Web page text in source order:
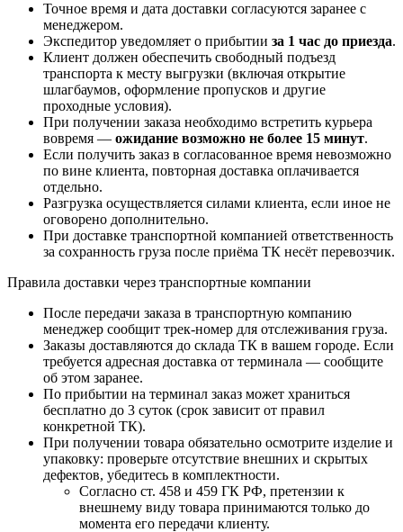
Точное время и дата доставки согласуются заранее с
менеджером.
Экспедитор уведомляет о прибытии за 1 час до приезда.
Клиент должен обеспечить свободный подъезд
транспорта к месту выгрузки (включая открытие
шлагбаумов, оформление пропусков и другие
проходные условия).
При получении заказа необходимо встретить курьера
вовремя — ожидание возможно не более 15 минут.
Если получить заказ в согласованное время невозможно
по вине клиента, повторная доставка оплачивается
отдельно.
Разгрузка осуществляется силами клиента, если иное не
оговорено дополнительно.
При доставке транспортной компанией ответственность
за сохранность груза после приёма ТК несёт перевозчик.
Правила доставки через транспортные компании
После передачи заказа в транспортную компанию
менеджер сообщит трек-номер для отслеживания груза.
Заказы доставляются до склада ТК в вашем городе. Если
требуется адресная доставка от терминала — сообщите
об этом заранее.
По прибытии на терминал заказ может храниться
бесплатно до 3 суток (срок зависит от правил
конкретной ТК).
При получении товара обязательно осмотрите изделие и
упаковку: проверьте отсутствие внешних и скрытых
дефектов, убедитесь в комплектности.
Согласно ст. 458 и 459 ГК РФ, претензии к
внешнему виду товара принимаются только до
момента его передачи клиенту.